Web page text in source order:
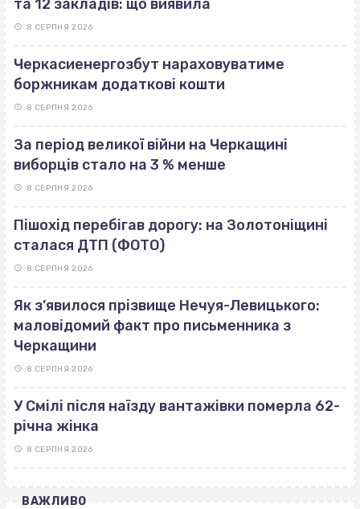
та 12 закладів: що виявила
8 СЕРПНЯ 2026
Черкасиенергозбут нараховуватиме
боржникам додаткові кошти
8 СЕРПНЯ 2026
За період великої війни на Черкащині
виборців стало на 3 % менше
8 СЕРПНЯ 2026
Пішохід перебігав дорогу: на Золотоніщині
сталася ДТП (ФОТО)
8 СЕРПНЯ 2026
Як з’явилося прізвище Нечуя-Левицького:
маловідомий факт про письменника з
Черкащини
8 СЕРПНЯ 2026
У Смілі після наїзду вантажівки померла 62-
річна жінка
8 СЕРПНЯ 2026
ВАЖЛИВО